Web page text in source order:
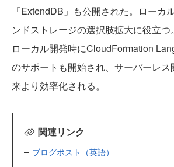
「ExtendDB」も公開された。ローカ
ンドストレージの選択肢拡大に役立
ローカル開発時にCloudFormation
のサポートも開始され、サーバーレ
来より効率化される。
関連リンク
ブログポスト（英語）